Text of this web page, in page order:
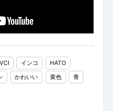
インコ
HATO
かわいい 黄色 青